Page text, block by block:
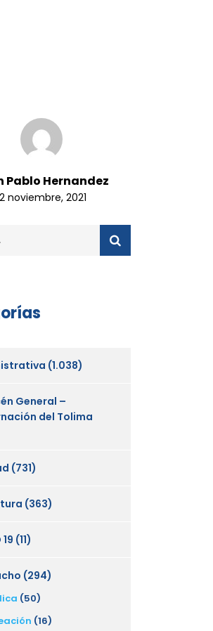
Pablo Hernandez
noviembre, 2021
(1.038)
General –
del Tolima
(731)
(363)
(11)
(294)
(50)
(16)